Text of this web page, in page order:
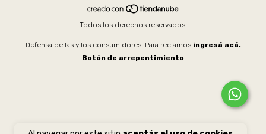
Todos los derechos reservados.
Defensa de las y los consumidores. Para reclamos ingresá acá.
Botón de arrepentimiento